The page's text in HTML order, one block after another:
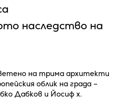
наследство на
на трима архитекти
облик на града –
Дабков и Йосиф х.